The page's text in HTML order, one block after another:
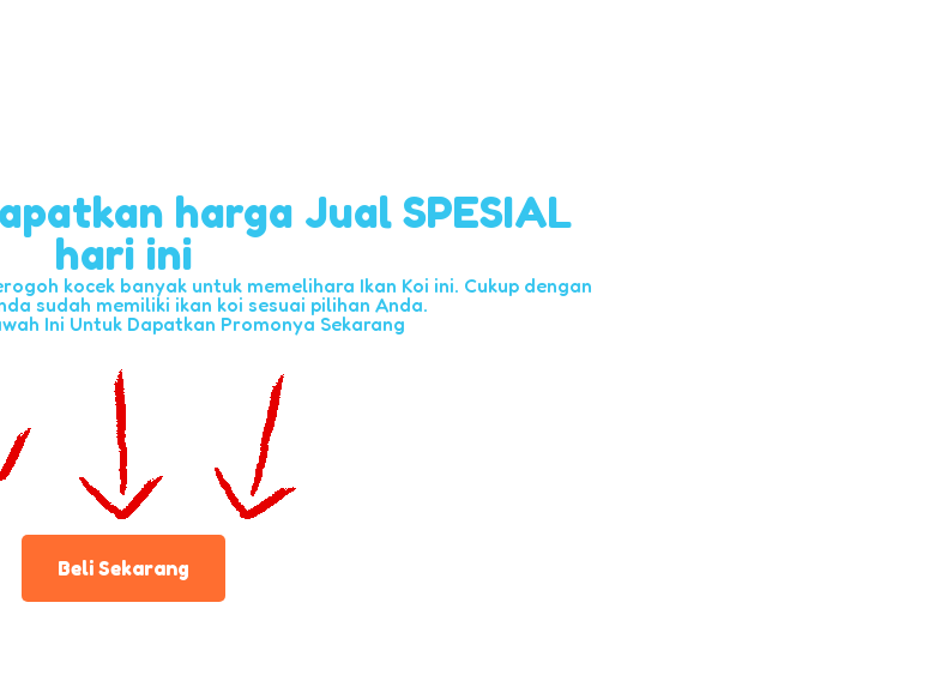
harga Jual SPESIAL
hari ini
kocek banyak untuk memelihara Ikan Koi ini. Cukup dengan
sudah memiliki ikan koi sesuai pilihan Anda.
Ini Untuk Dapatkan Promonya Sekarang
Beli Sekarang